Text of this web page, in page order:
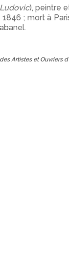
Ludovic), peintre
; mort à
Artistes et Ouvriers